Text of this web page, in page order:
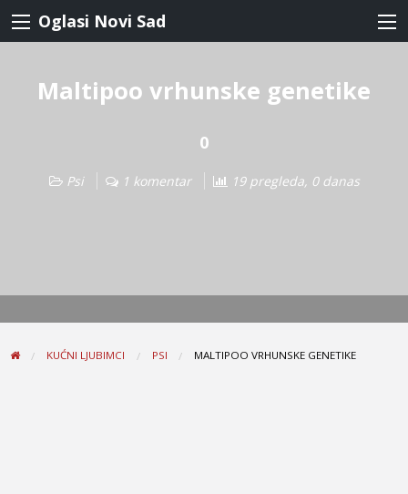
Oglasi Novi Sad
Maltipoo vrhunske genetike
0
Psi 1 komentar 19 pregleda, 0 danas
KUĆNI LJUBIMCI PSI MALTIPOO VRHUNSKE GENETIKE